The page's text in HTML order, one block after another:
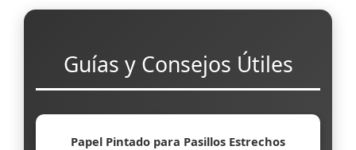
Guías y Consejos Útiles
Papel Pintado para Pasillos Estrechos